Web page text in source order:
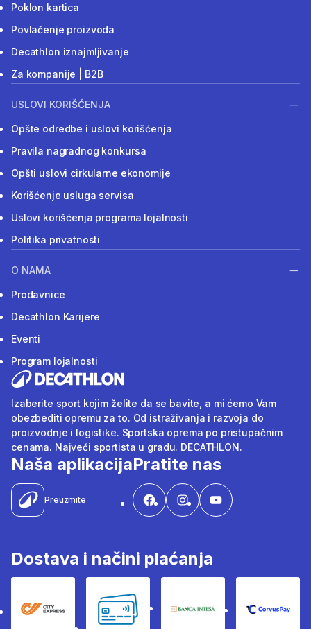
Poklon kartica
Povlačenje proizvoda
Decathlon iznajmljivanje
Za kompanije | B2B
USLOVI KORIŠĆENJA
Opšte odredbe i uslovi korišćenja
Pravila nagradnog konkursa
Opšti uslovi cirkularne ekonomije
Korišćenje usluga servisa
Uslovi korišćenja programa lojalnosti
Politika privatnosti
O NAMA
Prodavnice
Decathlon Karijere
Eventi
Program lojalnosti
Izaberite sport kojim želite da se bavite, a mi ćemo Vam
obezbediti opremu za to. Od istraživanja i razvoja do
proizvodnje i logistike. Sportska oprema po pristupačnim
cenama. Najveći sportista u gradu. DECATHLON.
Naša aplikacija
Preuzmite
Pratite nas
Dostava i načini plaćanja
City Express Bankovne karticeBanka Intesa